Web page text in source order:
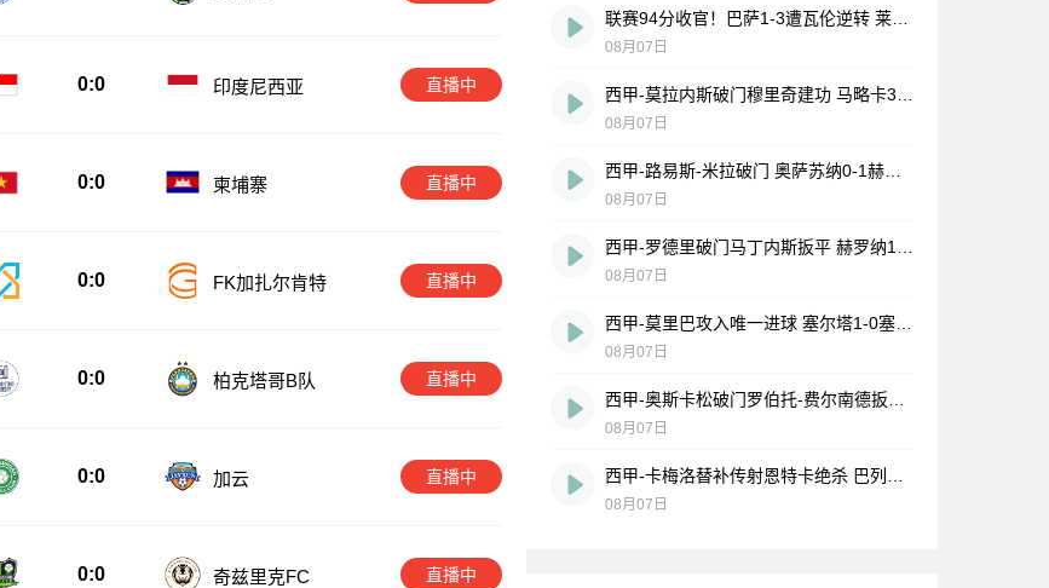
0:0 印度尼西亚 直播中
0:0 柬埔寨 直播中
0:0 FK加扎尔肯特 直播中
0:0 柏克塔哥B队 直播中
0:0 加云 直播中
0:0 奇兹里克FC 直播中
08月07日
08月07日
08月07日
08月07日
08月07日
08月07日
08月07日